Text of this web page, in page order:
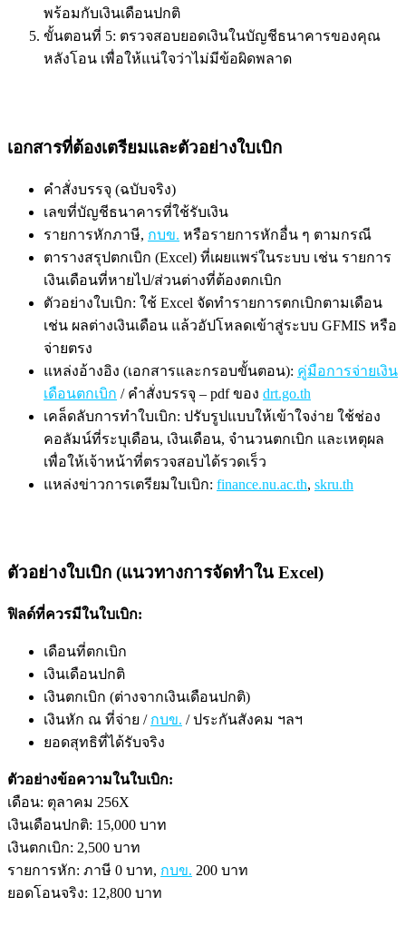
พร้อมกับเงินเดือนปกติ
ขั้นตอนที่ 5: ตรวจสอบยอดเงินในบัญชีธนาคารของคุณ
หลังโอน เพื่อให้แน่ใจว่าไม่มีข้อผิดพลาด
เอกสารที่ต้องเตรียมและตัวอย่างใบเบิก
คำสั่งบรรจุ (ฉบับจริง)
เลขที่บัญชีธนาคารที่ใช้รับเงิน
รายการหักภาษี, กบข. หรือรายการหักอื่น ๆ ตามกรณี
ตารางสรุปตกเบิก (Excel) ที่เผยแพร่ในระบบ เช่น รายการ
เงินเดือนที่หายไป/ส่วนต่างที่ต้องตกเบิก
ตัวอย่างใบเบิก: ใช้ Excel จัดทำรายการตกเบิกตามเดือน
เช่น ผลต่างเงินเดือน แล้วอัปโหลดเข้าสู่ระบบ GFMIS หรือ
จ่ายตรง
แหล่งอ้างอิง (เอกสารและกรอบขั้นตอน): คู่มือการจ่ายเงิน
เดือนตกเบิก / คำสั่งบรรจุ – pdf ของ drt.go.th
เคล็ดลับการทำใบเบิก: ปรับรูปแบบให้เข้าใจง่าย ใช้ช่อง
คอลัมน์ที่ระบุเดือน, เงินเดือน, จำนวนตกเบิก และเหตุผล
เพื่อให้เจ้าหน้าที่ตรวจสอบได้รวดเร็ว
แหล่งข่าวการเตรียมใบเบิก: finance.nu.ac.th, skru.th
ตัวอย่างใบเบิก (แนวทางการจัดทำใน Excel)
ฟิลด์ที่ควรมีในใบเบิก:
เดือนที่ตกเบิก
เงินเดือนปกติ
เงินตกเบิก (ต่างจากเงินเดือนปกติ)
เงินหัก ณ ที่จ่าย / กบข. / ประกันสังคม ฯลฯ
ยอดสุทธิที่ได้รับจริง
ตัวอย่างข้อความในใบเบิก:
เดือน: ตุลาคม 256X
เงินเดือนปกติ: 15,000 บาท
เงินตกเบิก: 2,500 บาท
รายการหัก: ภาษี 0 บาท, กบข. 200 บาท
ยอดโอนจริง: 12,800 บาท